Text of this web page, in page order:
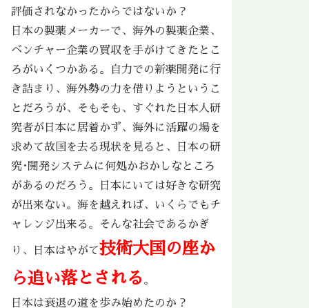
評価されなかったからではないか？
日本の製薬メーカーで、海外の製薬企業、
ベンチャー企業の買収を手がけてきたとこ
ろがいくつかある。自力での新薬開発に行
き詰まり、海外勢の力を借りようというこ
とだろうが、そもそも、すぐれた日本人研
究者が日本に居着かず、海外に活躍の場を
求めて故国を去る現状を見ると、日本の研
究･開発システムに何処かおかしなところ
があるのだろう。日本にいては好きな研究
が出来ない。海を越えれば、いくらでもチ
ャレンジ出来る。そんな社会であるかぎ
り、日本はやがて技術大国の座か
ら追い落とされる 。
日本は衰退の道を歩み始めたのか？